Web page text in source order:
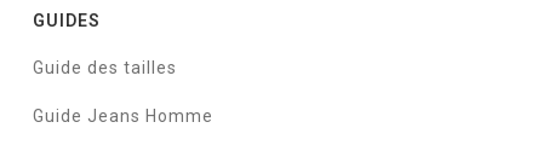
GUIDES
Guide des tailles
Guide Jeans Homme